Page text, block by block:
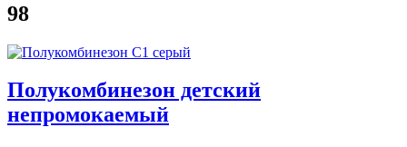
98
Полукомбинезон детский
непромокаемый